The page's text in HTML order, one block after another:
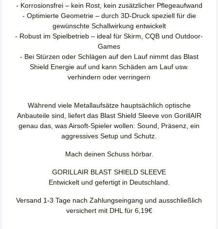
- Korrosionsfrei – kein Rost, kein zusätzlicher Pflegeaufwand
- Optimierte Geometrie – durch 3D-Druck speziell für die
gewünschte Schallwirkung entwickelt
- Robust im Spielbetrieb – ideal für Skirm, CQB und Outdoor-
Games
- Bei Stürzen oder Schlägen auf den Lauf nimmt das Blast
Shield Energie auf und kann Schäden am Lauf usw.
verhindern oder verringern
Während viele Metallaufsätze hauptsächlich optische
Anbauteile sind, liefert das Blast Shield Sleeve von GorillAIR
genau das, was Airsoft-Spieler wollen: Sound, Präsenz, ein
aggressives Setup und Schutz.
Mach deinen Schuss hörbar.
GORILLAIR BLAST SHIELD SLEEVE
Entwickelt und gefertigt in Deutschland.
Versand 1-3 Tage nach Zahlungseingang und ausschließlich
versichert mit DHL für 6,19€